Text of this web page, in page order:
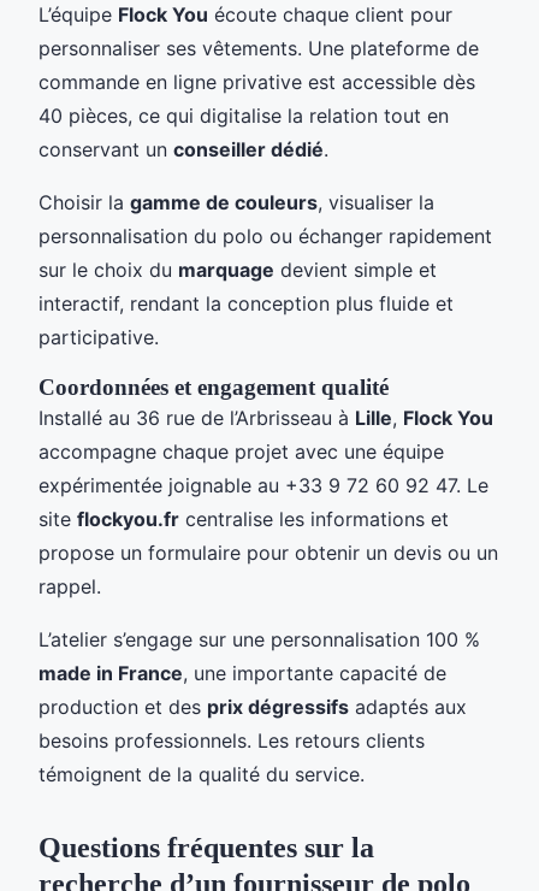
L’équipe Flock You écoute chaque client pour
personnaliser ses vêtements. Une plateforme de
commande en ligne privative est accessible dès
40 pièces, ce qui digitalise la relation tout en
conservant un conseiller dédié.
Choisir la gamme de couleurs, visualiser la
personnalisation du polo ou échanger rapidement
sur le choix du marquage devient simple et
interactif, rendant la conception plus fluide et
participative.
Coordonnées et engagement qualité
Installé au 36 rue de l’Arbrisseau à Lille, Flock You
accompagne chaque projet avec une équipe
expérimentée joignable au +33 9 72 60 92 47. Le
site flockyou.fr centralise les informations et
propose un formulaire pour obtenir un devis ou un
rappel.
L’atelier s’engage sur une personnalisation 100 %
made in France, une importante capacité de
production et des prix dégressifs adaptés aux
besoins professionnels. Les retours clients
témoignent de la qualité du service.
Questions fréquentes sur la
recherche d’un fournisseur de polo